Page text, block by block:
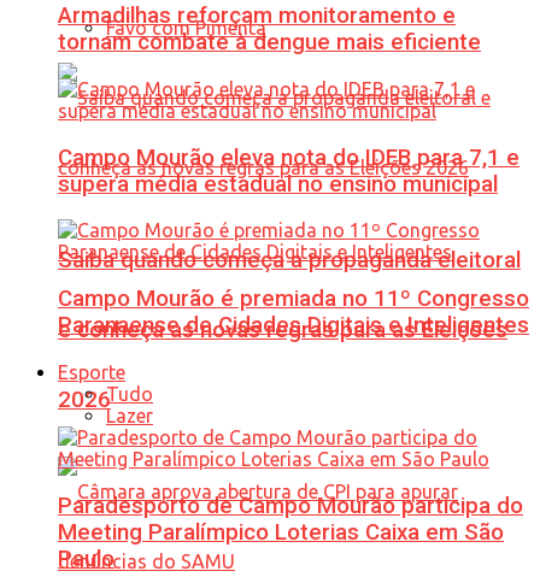
Favo com Pimenta
Saiba quando começa a propaganda eleitoral
e conheça as novas regras para as Eleições
2026
Armadilhas reforçam monitoramento e
tornam combate à dengue mais eficiente
Campo Mourão eleva nota do IDEB para 7,1 e
supera média estadual no ensino municipal
Campo Mourão é premiada no 11º Congresso
Paranaense de Cidades Digitais e Inteligentes
Esporte
Tudo
Lazer
Paradesporto de Campo Mourão participa do
Meeting Paralímpico Loterias Caixa em São
Paulo